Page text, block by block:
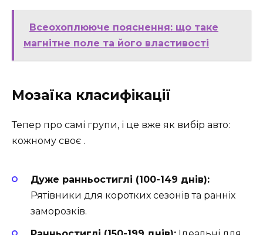
Всеохоплююче пояснення: що таке
магнітне поле та його властивості
Мозаїка класифікації
Тепер про самі групи, і це вже як вибір авто:
кожному своє .
Дуже ранньостиглі (100-149 днів):
Рятівники для коротких сезонів та ранніх
заморозків.